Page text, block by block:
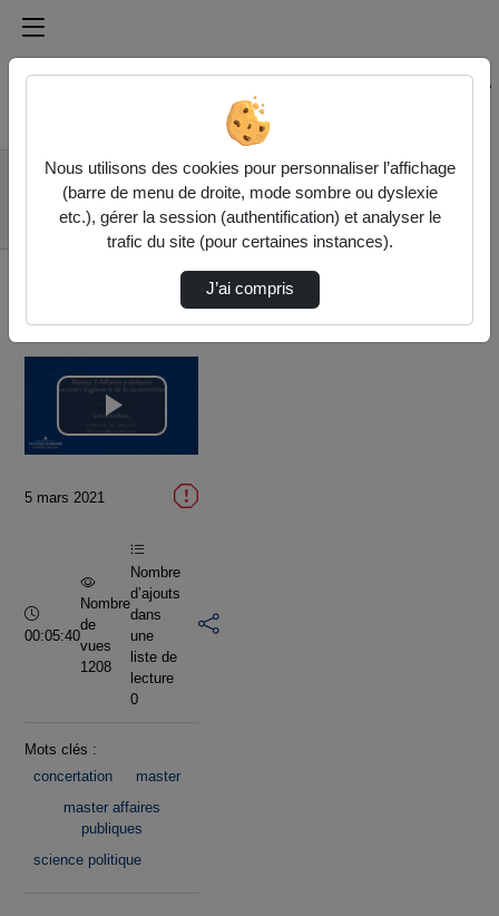
Médiathèque de l'université Paris
Rechercher un média sur Médiathèque de l'université
Accueil
Vidéos
Présentation du
Master 2 Ingénierie de
Lire
vidéo
5 mars 2021
Durée :
00:05:40
Nombre
de
vues
1208
Nombre
d’ajouts
dans
une
liste de
lecture
0
Mots clés :
concertation
master
master affaires
publiques
science politique
Nous utilisons des cookies pour personnaliser l’affichage
(barre de menu de droite, mode sombre ou dyslexie
etc.), gérer la session (authentification) et analyser le
trafic du site (pour certaines instances).
J’ai compris